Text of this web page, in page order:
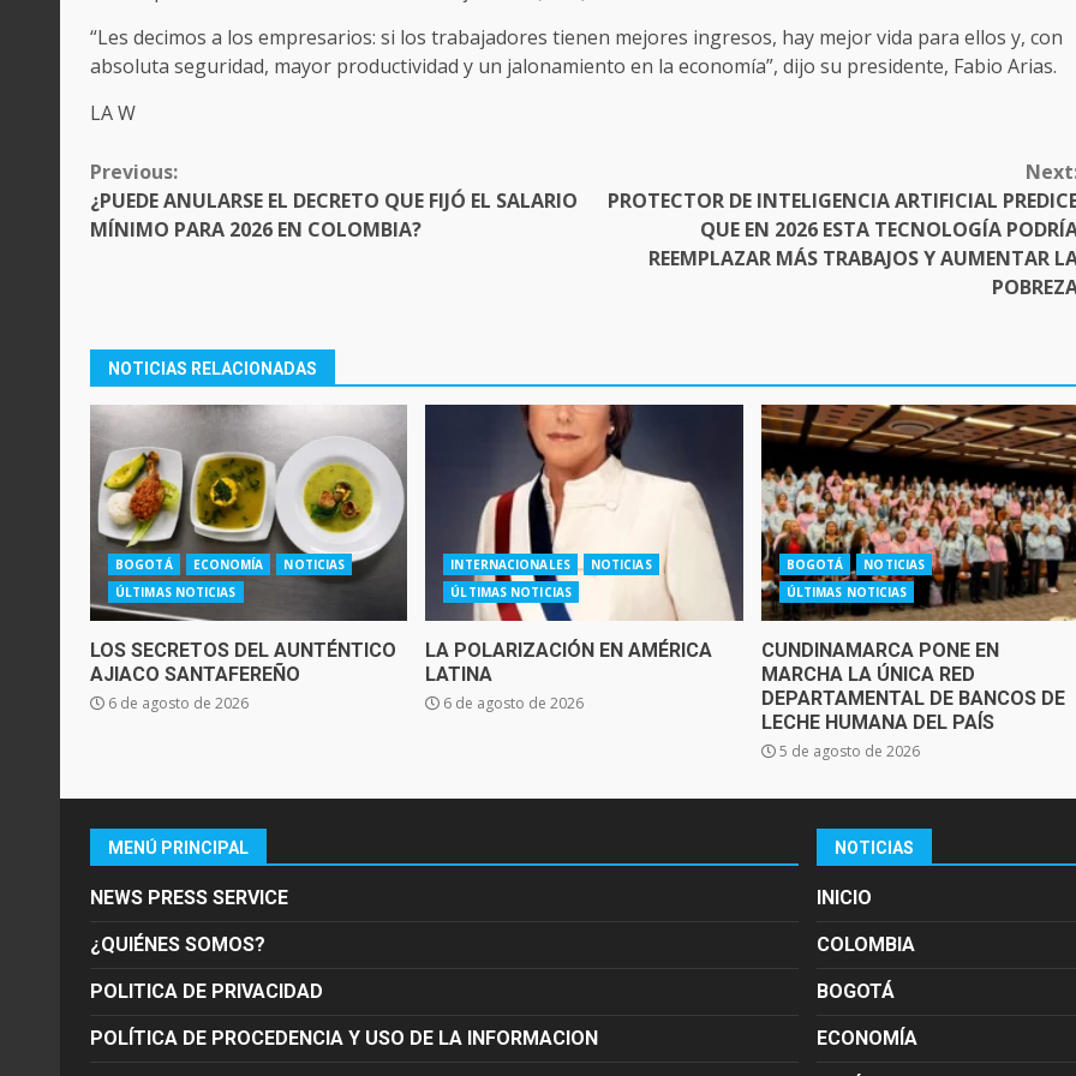
“Les decimos a los empresarios: si los trabajadores tienen mejores ingresos, hay mejor vida para ellos y, con
absoluta seguridad, mayor productividad y un jalonamiento en la economía”, dijo su presidente, Fabio Arias.
LA W
CONTINUE
READING
Previous:
¿PUEDE ANULARSE EL DECRETO QUE FIJÓ EL SALARIO
MÍNIMO PARA 2026 EN COLOMBIA?
PROTECTOR DE INTELIGENCIA ARTIFICIAL
QUE EN 2026 ESTA TECNOLOGÍA
REEMPLAZAR MÁS TRABAJOS Y AUMENTAR
NOTICIAS RELACIONADAS
BOGOTÁ ECONOMÍA
NOTICIAS
ÚLTIMAS NOTICIAS
LOS SECRETOS DEL AUNTÉNTICO
AJIACO SANTAFEREÑO
6 de agosto de 2026
INTERNACIONALES
NOTICIAS
ÚLTIMAS NOTICIAS
LA POLARIZACIÓN EN AMÉRICA
LATINA
6 de agosto de 2026
BOGOTÁ
NOTICIAS
ÚLTIMAS NOTICIAS
CUNDINAMARCA PONE EN
MARCHA LA ÚNICA RED
DEPARTAMENTAL DE BANCOS DE
LECHE HUMANA DEL PAÍS
5 de agosto de 2026
MENÚ PRINCIPAL
NEWS PRESS SERVICE
¿QUIÉNES SOMOS?
POLITICA DE PRIVACIDAD
POLÍTICA DE PROCEDENCIA Y USO DE LA INFORMACION
NOTICIAS
INICIO
COLOMBIA
BOGOTÁ
ECONOMÍA